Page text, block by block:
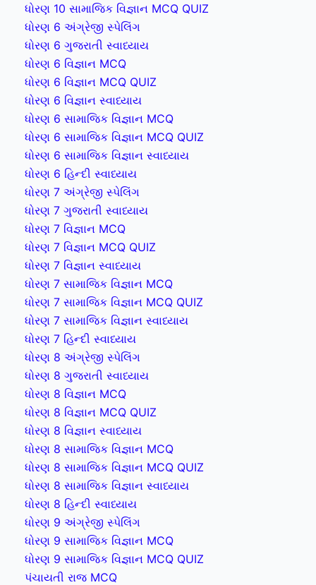
ધોરણ 10 સામાજિક વિજ્ઞાન MCQ QUIZ
ધોરણ 6 અંગ્રેજી સ્પેલિંગ
ધોરણ 6 ગુજરાતી સ્વાધ્યાય
ધોરણ 6 વિજ્ઞાન MCQ
ધોરણ 6 વિજ્ઞાન MCQ QUIZ
ધોરણ 6 વિજ્ઞાન સ્વાધ્યાય
ધોરણ 6 સામાજિક વિજ્ઞાન MCQ
ધોરણ 6 સામાજિક વિજ્ઞાન MCQ QUIZ
ધોરણ 6 સામાજિક વિજ્ઞાન સ્વાધ્યાય
ધોરણ 6 હિન્દી સ્વાધ્યાય
ધોરણ 7 અંગ્રેજી સ્પેલિંગ
ધોરણ 7 ગુજરાતી સ્વાધ્યાય
ધોરણ 7 વિજ્ઞાન MCQ
ધોરણ 7 વિજ્ઞાન MCQ QUIZ
ધોરણ 7 વિજ્ઞાન સ્વાધ્યાય
ધોરણ 7 સામાજિક વિજ્ઞાન MCQ
ધોરણ 7 સામાજિક વિજ્ઞાન MCQ QUIZ
ધોરણ 7 સામાજિક વિજ્ઞાન સ્વાધ્યાય
ધોરણ 7 હિન્દી સ્વાધ્યાય
ધોરણ 8 અંગ્રેજી સ્પેલિંગ
ધોરણ 8 ગુજરાતી સ્વાધ્યાય
ધોરણ 8 વિજ્ઞાન MCQ
ધોરણ 8 વિજ્ઞાન MCQ QUIZ
ધોરણ 8 વિજ્ઞાન સ્વાધ્યાય
ધોરણ 8 સામાજિક વિજ્ઞાન MCQ
ધોરણ 8 સામાજિક વિજ્ઞાન MCQ QUIZ
ધોરણ 8 સામાજિક વિજ્ઞાન સ્વાધ્યાય
ધોરણ 8 હિન્દી સ્વાધ્યાય
ધોરણ 9 અંગ્રેજી સ્પેલિંગ
ધોરણ 9 સામાજિક વિજ્ઞાન MCQ
ધોરણ 9 સામાજિક વિજ્ઞાન MCQ QUIZ
પંચાયતી રાજ MCQ